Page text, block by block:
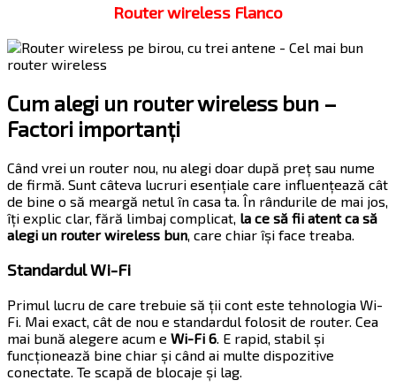
Router wireless Flanco
Cum alegi un router wireless bun –
Factori importanți
Când vrei un router nou, nu alegi doar după preț sau nume
de firmă. Sunt câteva lucruri esențiale care influențează cât
de bine o să meargă netul în casa ta. În rândurile de mai jos,
îți explic clar, fără limbaj complicat, la ce să fii atent ca să
alegi un router wireless bun , care chiar își face treaba.
Standardul Wi-Fi
Primul lucru de care trebuie să ții cont este tehnologia Wi-
Fi. Mai exact, cât de nou e standardul folosit de router. Cea
mai bună alegere acum e Wi-Fi 6. E rapid, stabil și
funcționează bine chiar și când ai multe dispozitive
conectate. Te scapă de blocaje și lag.